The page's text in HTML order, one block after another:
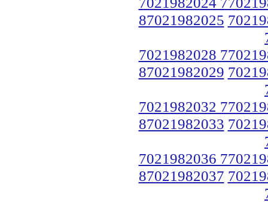
87021982025
7021982028
87021982029
7021982032
87021982033
7021982036
87021982037